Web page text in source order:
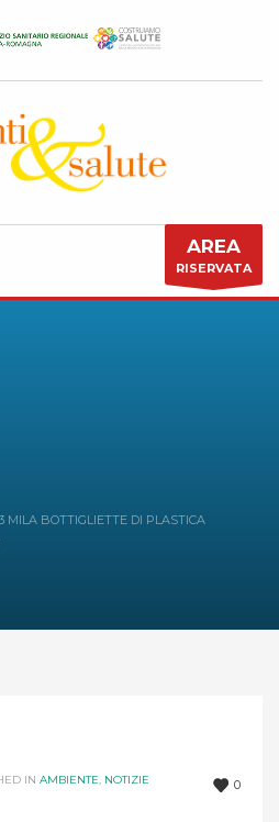
AREA
RISERVATA
BOTTIGLIETTE DI PLASTICA
0
IN AMBIENTE, NOTIZIE